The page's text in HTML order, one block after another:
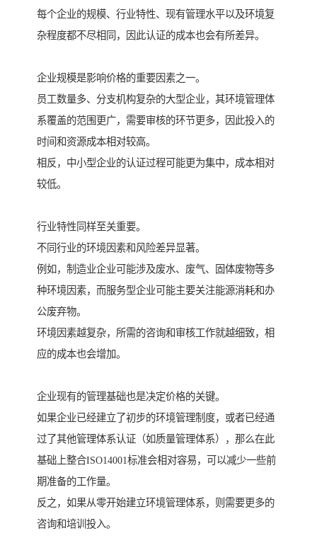
每个企业的规模、行业特性、现有管理水平以及环境复
杂程度都不尽相同，因此认证的成本也会有所差异。
企业规模是影响价格的重要因素之一。
员工数量多、分支机构复杂的大型企业，其环境管理体
系覆盖的范围更广，需要审核的环节更多，因此投入的
时间和资源成本相对较高。
相反，中小型企业的认证过程可能更为集中，成本相对
较低。
行业特性同样至关重要。
不同行业的环境因素和风险差异显著。
例如，制造业企业可能涉及废水、废气、固体废物等多
种环境因素，而服务型企业可能主要关注能源消耗和办
公废弃物。
环境因素越复杂，所需的咨询和审核工作就越细致，相
应的成本也会增加。
企业现有的管理基础也是决定价格的关键。
如果企业已经建立了初步的环境管理制度，或者已经通
过了其他管理体系认证（如质量管理体系），那么在此
基础上整合ISO14001标准会相对容易，可以减少一些前
期准备的工作量。
反之，如果从零开始建立环境管理体系，则需要更多的
咨询和培训投入。